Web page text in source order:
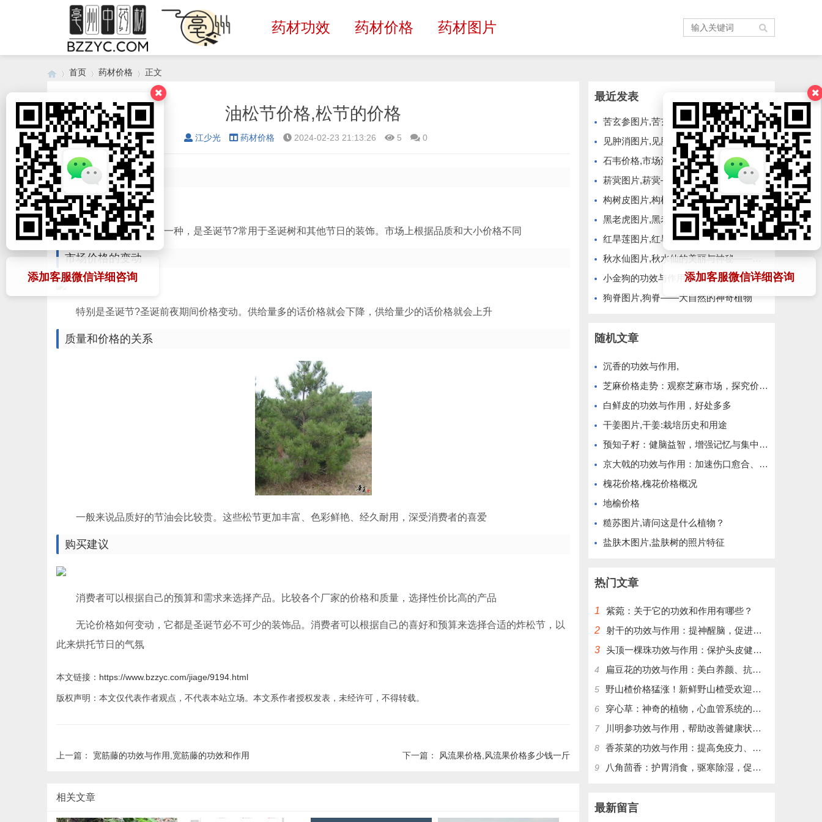
药材功效 药材价格 药材图片
添加客服微信详细咨询 添加客服微信详细咨询
›
首页
›
药材价格
›
正文
油松节价格,松节的价格
江少光 药材价格 2024-02-23 21:13:26 5 0
松节的价格
腻子是圣诞节装饰的一种，是圣诞节?常用于圣诞树和其他节日的装饰。市场上根据品质和大小价格不同
市场价格的变动
特别是圣诞节?圣诞前夜期间价格变动。供给量多的话价格就会下降，供给量少的话价格就会上升
质量和价格的关系
一般来说品质好的节油会比较贵。这些松节更加丰富、色彩鲜艳、经久耐用，深受消费者的喜爱
购买建议
消费者可以根据自己的预算和需求来选择产品。比较各个厂家的价格和质量，选择性价比高的产品
无论价格如何变动，它都是圣诞节必不可少的装饰品。消费者可以根据自己的喜好和预算来选择合适的炸松节，以
此来烘托节日的气氛
本文链接： https://www.bzzyc.com/jiage/9194.html
版权声明：本文仅代表作者观点，不代表本站立场。本文系作者授权发表，未经许可，不得转载。
上一篇： 宽筋藤的功效与作用,宽筋藤的功效和作用 下一篇： 风流果价格,风流果价格多少钱一斤
相关文章
最近发表
苦玄参图片,苦玄参——大自然的神奇植物
见肿消图片,见肿消图片——揭秘神奇的中草药膏药
石韦价格,市场波动与种植前景
菥蓂图片,菥蓂——自然界的绿色精灵
构树皮图片,构树皮的历史与文化
黑老虎图片,黑老虎——神秘而珍贵的野生植物
红旱莲图片,红旱莲——大自然的红色精灵
秋水仙图片,秋水仙的美丽与神秘——大自然的瑰宝
小金狗的功效与作用,小金狗——传统药材的现代应用
狗脊图片,狗脊——大自然的神奇植物
随机文章
沉香的功效与作用,
芝麻价格走势：观察芝麻市场，探究价格趋势
白鲜皮的功效与作用，好处多多
干姜图片,干姜:栽培历史和用途
预知子籽：健脑益智，增强记忆与集中力，改善睡眠质量
京大戟的功效与作用：加速伤口愈合、抗菌消炎、止血，对皮肤炎症、疮疖、烫伤有良好效果
槐花价格,槐花价格概况
地榆价格
糙苏图片,请问这是什么植物？
盐肤木图片,盐肤树的照片特征
热门文章
1
紫菀：关于它的功效和作用有哪些？
2 射干的功效与作用：提神醒脑，促进血液循环，增强免疫力
3 头顶一棵珠功效与作用：保护头皮健康，改善头发质量
4 扁豆花的功效与作用：美白养颜、抗衰老、促进消化、缓解便秘
5 野山楂价格猛涨！新鲜野山楂受欢迎，别错过最好时机！
6 穿心草：神奇的植物，心血管系统的护卫
7 川明参功效与作用，帮助改善健康状况，提升免疫力
8 香茶菜的功效与作用：提高免疫力、保护肝脏、降低血糖
9 八角茴香：护胃消食，驱寒除湿，促进血液循环
最新留言